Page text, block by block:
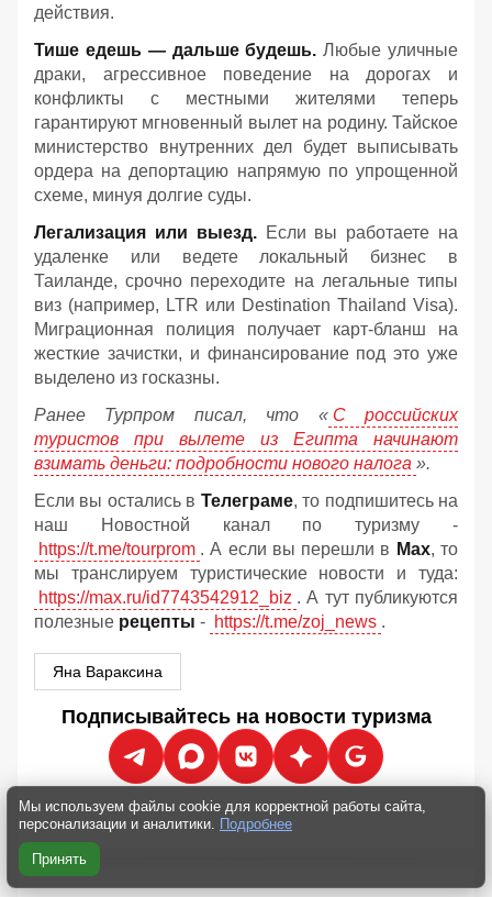
действия.
Тише едешь — дальше будешь. Любые уличные
драки, агрессивное поведение на дорогах и
конфликты с местными жителями теперь
гарантируют мгновенный вылет на родину. Тайское
министерство внутренних дел будет выписывать
ордера на депортацию напрямую по упрощенной
схеме, минуя долгие суды.
Легализация или выезд.Если вы работаете на
удаленке или ведете локальный бизнес в
Таиланде, срочно переходите на легальные типы
виз (например, LTR или Destination Thailand Visa).
Миграционная полиция получает карт-бланш на
жесткие зачистки, и финансирование под это уже
выделено из госказны.
Ранее Турпром писал, что « С российских
туристов при вылете из Египта начинают
взимать деньги: подробности нового налога ».
Если вы остались в Телеграме, то подпишитесь на
наш Новостной канал по туризму -
https://t.me/tourprom . А если вы перешли в Мах, то
мы транслируем туристические новости и туда:
https://max.ru/id7743542912_biz . А тут публикуются
полезные рецепты - https://t.me/zoj_news .
Яна Вараксина
Подписывайтесь на новости туризма
Мы используем файлы cookie для корректной работы сайта,
персонализации и аналитики. Подробнее
Принять